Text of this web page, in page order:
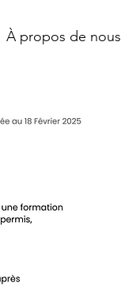
À propos de nous